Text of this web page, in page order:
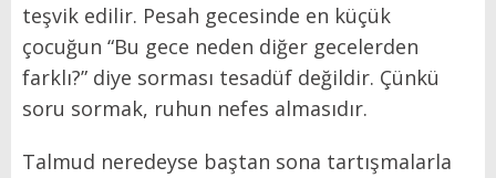
teşvik edilir. Pesah gecesinde en küçük
çocuğun “Bu gece neden diğer gecelerden
farklı?” diye sorması tesadüf değildir. Çünkü
soru sormak, ruhun nefes almasıdır.
Talmud neredeyse baştan sona tartışmalarla